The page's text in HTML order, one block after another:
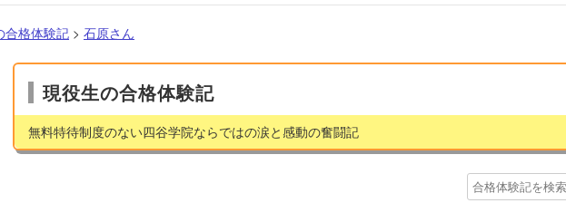
合格体験記 > 石原さん
現役生の合格体験記
無料特待制度のない四谷学院ならではの涙と感動の奮闘記